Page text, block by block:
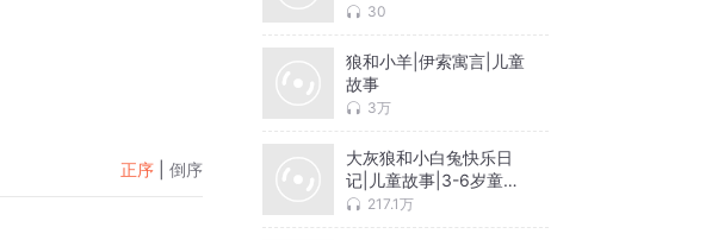
正序 倒序
30
狼和小羊|伊索寓言|儿童
故事
3万
大灰狼和小白兔快乐日
记|儿童故事|3-6岁童话
故事217.1万